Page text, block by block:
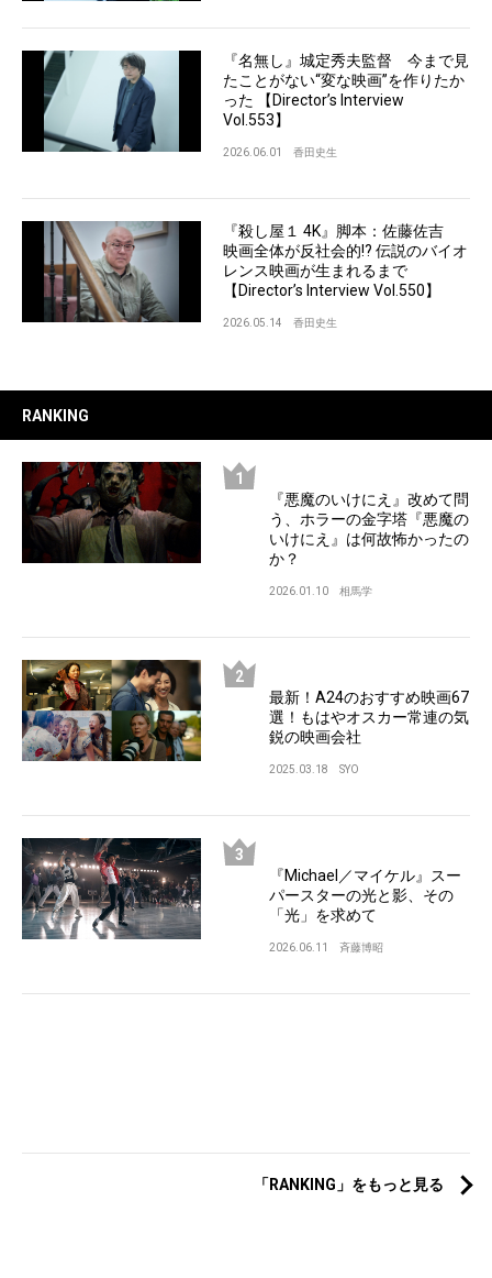
『名無し』城定秀夫監督 今まで見
たことがない“変な映画”を作りたか
った 【Director’s Interview
Vol.553】
2026.06.01 香田史生
『殺し屋１ 4K』脚本：佐藤佐吉
映画全体が反社会的!? 伝説のバイオ
レンス映画が生まれるまで
【Director’s Interview Vol.550】
2026.05.14 香田史生
RANKING
『悪魔のいけにえ』改めて問
う、ホラーの金字塔『悪魔の
いけにえ』は何故怖かったの
か？
2026.01.10 相馬学
最新！A24のおすすめ映画67
選！もはやオスカー常連の気
鋭の映画会社
2025.03.18 SYO
『Michael／マイケル』スー
パースターの光と影、その
「光」を求めて
2026.06.11 斉藤博昭
「RANKING」をもっと見る